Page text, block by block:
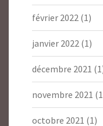
février 2022 (1)
janvier 2022 (1)
décembre 2021
novembre 2021
octobre 2021 (1)